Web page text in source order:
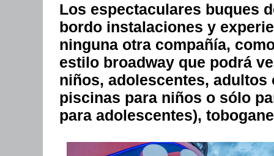
Los espectaculares buques
bordo instalaciones y
ninguna otra compañía,
estilo broadway que podrá
niños, adolescentes,
piscinas para niños o sólo
para adolescentes),